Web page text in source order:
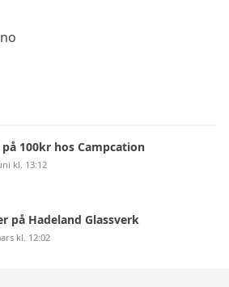
100kr hos Campcation
kl. 13:12
på Hadeland Glassverk
kl. 12:02